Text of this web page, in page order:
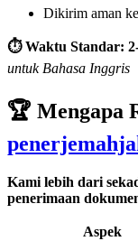
Dikirim aman
⏱️ Waktu Standar:
untuk Bahasa Inggris
🏆 Mengapa
Kami lebih dari
penerimaan
Aspek